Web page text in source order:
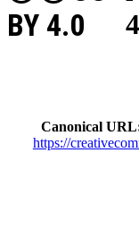
BY 4.0
Canonical URL
https://